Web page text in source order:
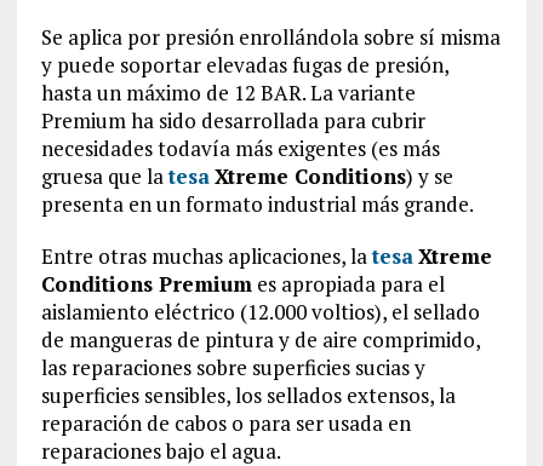
Se aplica por presión enrollándola sobre sí misma
y puede soportar elevadas fugas de presión,
hasta un máximo de 12 BAR. La variante
Premium ha sido desarrollada para cubrir
necesidades todavía más exigentes (es más
gruesa que latesaXtreme Conditions) y se
presenta en un formato industrial más grande.
Entre otras muchas aplicaciones, latesaXtreme
Conditions Premiumes apropiada para el
aislamiento eléctrico (12.000 voltios), el sellado
de mangueras de pintura y de aire comprimido,
las reparaciones sobre superficies sucias y
superficies sensibles, los sellados extensos, la
reparación de cabos o para ser usada en
reparaciones bajo el agua.